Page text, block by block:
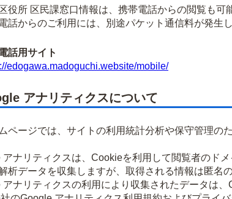
役所 区民課窓口情報は、携帯電話からの閲覧も可
話からのご利用には、別途パケット通信料が発生し
話用サイト
edogawa.madoguchi.website/mobile/
アナリティクスについて
ページでは、サイトの利用統計分析や保守管理の
アナリティクスは、Cookieを利用して閲覧者のド
析データを収集しますが、取得される情報は匿名
アナリティクスの利用により収集されたデータは